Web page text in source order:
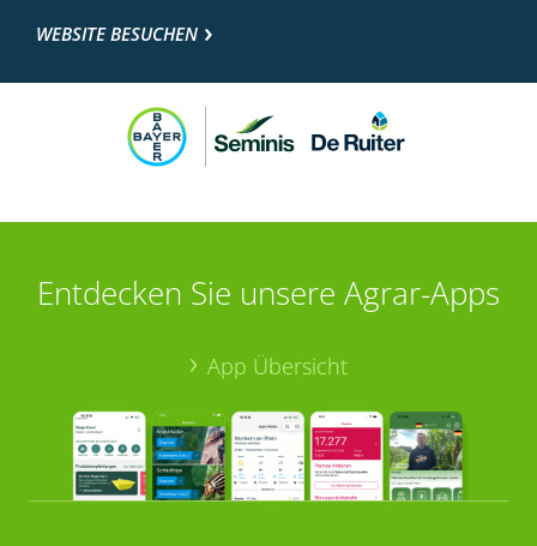
WEBSITE BESUCHEN
Entdecken Sie unsere Agrar-Apps
App Übersicht